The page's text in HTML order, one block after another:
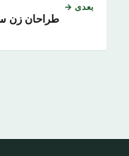
بعدی →
طراحان زن